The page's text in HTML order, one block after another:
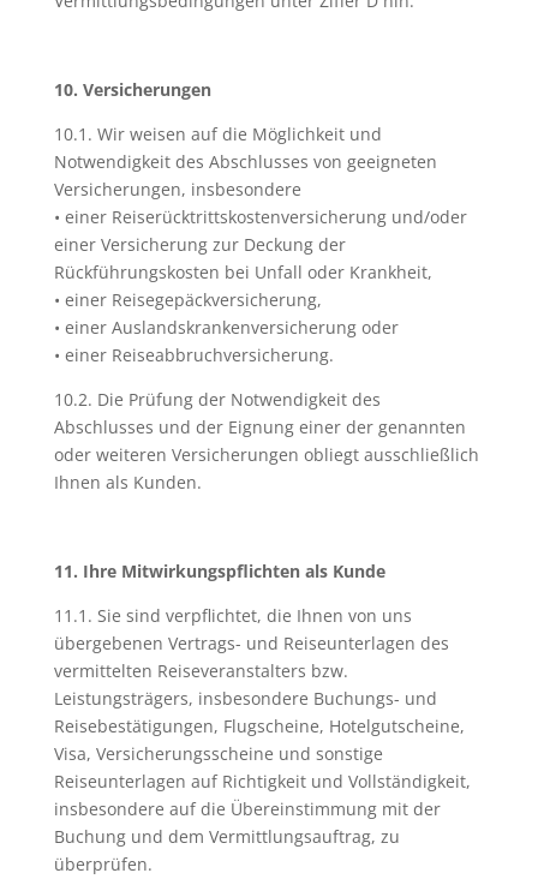
10. Versicherungen
10.1. Wir weisen auf die Möglichkeit und
Notwendigkeit des Abschlusses von geeigneten
Versicherungen, insbesondere
• einer Reiserücktrittskostenversicherung und/oder
einer Versicherung zur Deckung der
Rückführungskosten bei Unfall oder Krankheit,
• einer Reisegepäckversicherung,
• einer Auslandskrankenversicherung oder
• einer Reiseabbruchversicherung.
10.2. Die Prüfung der Notwendigkeit des
Abschlusses und der Eignung einer der genannten
oder weiteren Versicherungen obliegt ausschließlich
Ihnen als Kunden.
11. Ihre Mitwirkungspflichten als Kunde
11.1. Sie sind verpflichtet, die Ihnen von uns
übergebenen Vertrags- und Reiseunterlagen des
vermittelten Reiseveranstalters bzw.
Leistungsträgers, insbesondere Buchungs- und
Reisebestätigungen, Flugscheine, Hotelgutscheine,
Visa, Versicherungsscheine und sonstige
Reiseunterlagen auf Richtigkeit und Vollständigkeit,
insbesondere auf die Übereinstimmung mit der
Buchung und dem Vermittlungsauftrag, zu
überprüfen.